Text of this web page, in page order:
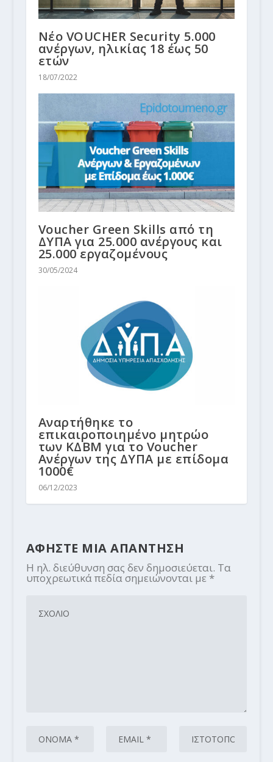
Νέο VOUCHER Security 5.000
ανέργων, ηλικίας 18 έως 50
ετών
18/07/2022
Voucher Green Skills από τη
ΔΥΠΑ για 25.000 ανέργους και
25.000 εργαζομένους
30/05/2024
Αναρτήθηκε το
επικαιροποιημένο μητρώο
των ΚΔΒΜ για το Voucher
Ανέργων της ΔΥΠΑ με επίδομα
1000€
06/12/2023
ΑΦΗΣΤΕ ΜΙΑ ΑΠΑΝΤΗΣΗ
Η ηλ. διεύθυνση σας δεν δημοσιεύεται. Τα
υποχρεωτικά πεδία σημειώνονται με *